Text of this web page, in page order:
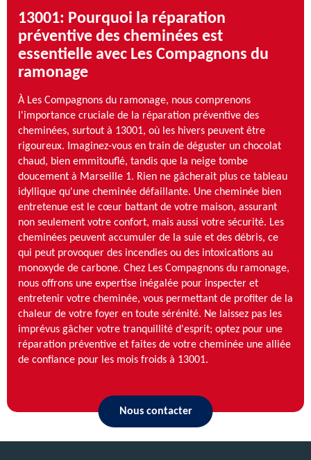
13001: Pourquoi la réparation
préventive des cheminées est
essentielle avec Les Compagnons du
ramonage
À Les Compagnons du ramonage, nous comprenons
l'importance cruciale de la réparation préventive des
cheminées, surtout à 13001, où les hivers peuvent être
rigoureux. Imaginez-vous en train de déguster un chocolat
chaud, bien emmitouflé, tandis que la neige tombe
doucement à Marseille 1. Rien ne gâcherait plus ce tableau
idyllique qu'une cheminée défaillante. Une cheminée bien
entretenue est le cœur battant de votre maison, assurant
non seulement votre confort, mais aussi votre sécurité. Les
cheminées peuvent accumuler de la suie et des débris, ce
qui peut provoquer des incendies ou des intoxications au
monoxyde de carbone. Chez Les Compagnons du ramonage,
nous offrons une expertise inégalée pour inspecter et
entretenir votre cheminée, vous permettant de profiter de la
chaleur de votre foyer en toute sérénité. Ne laissez pas les
imprévus gâcher votre tranquillité d'esprit; optez pour une
réparation préventive et faites de votre cheminée une alliée
de confiance pour les mois froids à 13001.
Nous contacter